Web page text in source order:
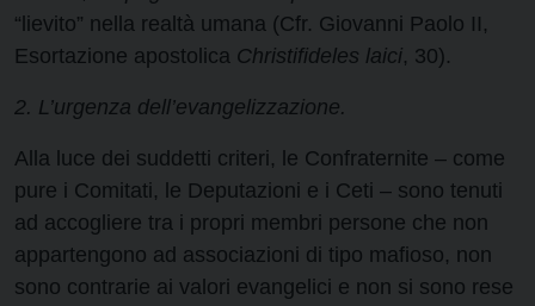
“lievito” nella realtà umana (Cfr. Giovanni Paolo II,
Esortazione apostolica Christifideles laici, 30).
2. L’urgenza dell’evangelizzazione.
Alla luce dei suddetti criteri, le Confraternite – come
pure i Comitati, le Deputazioni e i Ceti – sono tenuti
ad accogliere tra i propri membri persone che non
appartengono ad associazioni di tipo mafioso, non
sono contrarie ai valori evangelici e non si sono rese